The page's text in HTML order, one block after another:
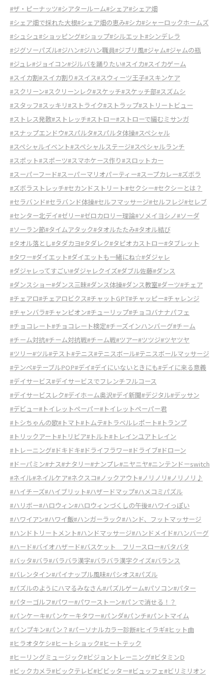
#ザ・ピーナッツ#シアタールーム#シェア#シェア畑
#シェア畑で採れた大根#シェア畑の恵み#シカ#シャーロックホームズ
#シュシュ#ショッピング#ショップ#シルエット#シンデレラ
#ジグソーパズル#ジハン#ジハン職員#ジブリ風#ジャム#ジャムの瓶
#ジュレ#ジョイコン#ジルバを踊りたい#スイカ#スイカゲーム
#スイカ割#スイカ割り#スイス#スウィーツ王子#スキンケア
#スクリーン#スクリーンレク#スケッチ#スケッチ部#スズムシ
#スタッフ#スッキリ#ストライク#ストラップ#ストリートビュー
#ストレス発散#ストレッチ#ストロー#ストローで編むミサンガ
#スナップエンドウ#スパルタ#スパルタ体操#スペシャル
#スペシャルイベント#スペシャルステージ#スペシャルランチ
#スポット#スポーツ#スマホケース作り#スロットカー
#スーパーフード#スーパーマリオパーティー#スープカレー#ズボラ
#ズボラストレッチ#セカンドストリート#セクシー#セクシーとは？
#セラバンド#セラバンド体操#セルフマッサージ#セルフレジ#セレブ
#センター北デイ#ゼリー#ゼロカロリー理論#ソメイヨシノ#ソーダ
#ソーラン節#タイムアタック#タオルたたみ#タオル結び
#タオル落とし#タダカヨ#タダレク#タピオカストロー#タブレット
#タワー#ダイエット#ダイエットも一緒にね☆#ダジャレ
#ダジャレってすごい#ダジャレクイズ#ダブル佐藤#ダンス
#ダンスショー#ダンス三昧#ダンス体操#ダンス教室#ダーツ#チェア
#チェアロ#チェアロビクス#チャットGPT#チャッピー#チャレンジ
#チャンバラ#チャンピオン#チューリップ#チョコバナナパフェ
#チョコレート#チョコレート検定#チーズインハンバーグ#チーム
#チーム対抗#チーム対抗戦#チーム戦#ツアー#ツツジ#ツヤツヤ
#ツリー#ツル#テスト#テニス#テニスボール#テニスボールマッサージ
#テンペ#テーブルPOP#デイ#デイにいないときにも#デイに来る意義
#デイサービス#デイサービスでフレンチフルコース
#デイサービスレク#デイホーム奥沢#デイ新聞#デジタル#デッサン
#デビュー#トイレットペーパー#トイレットペーパー君
#トシちゃんの歌#トマト#トムテ#トラベルレポート#トランプ
#トリックアート#トリビア#トルト#トレインユアトレイン
#トレーニング#ドキドキ#ドライフラワー#ドライブ#ドローン
#ドーパミン#ナス#ナタリー#ナンプレ#ニヤニヤ#ニンテンドーswitch
#ネイル#ネイルケア#ネクスコ#ノックアウト#ノリノリ#ノリノリ♪
#ハイチーズ#ハイブリット#ハザードマップ#ハメコミパズル
#ハリボー#ハロウィン#ハロウィンづくしの午後#ハワイっぽい
#ハワイアン#ハワイ飯#ハンガーラック#ハンド、フットマッサージ
#ハンドトリートメント#ハンドマッサージ#ハンドメイド#ハンバーグ
#ハード#バイオハザード#バスケット フリースロー#バタバタ
#バッタ#バラ#バラバラ漢字#バラバラ漢字クイズ#バランス
#バレンタイン#パイナップル風味#パシオス#パズル
#パズルのようにハマるみなさん#パズルゲーム#パソコン#パター
#パターゴルフ#パワー#パワーストーン#パンで消せる！？
#パンケーキ#パンケーキタワー#パンダ#パンチ#パントマイム
#パンプキン#パン？ #パーソナルカラー診断#ヒイラギ#ヒット曲
#ヒラオタケシ#ヒートショック#ヒートテック
#ヒーリングミュージック#ビジョントレーニング#ビタミンD
#ビックカメラ#ビックテレビ#ビビッター#ビュッフェ#ビリミリオン